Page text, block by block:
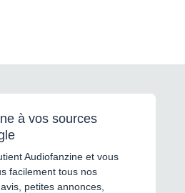
à vos sources
Audiofanzine et vous
facilement tous nos
petites annonces,